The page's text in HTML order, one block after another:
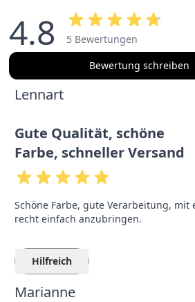
4.8
5 Bewertungen
Bewertung schreiben
Lennart
Gute Qualität, schöne
Farbe, schneller Versand
Schöne Farbe, gute Verarbeitung, mit
recht einfach anzubringen.
Hilfreich
Marianne